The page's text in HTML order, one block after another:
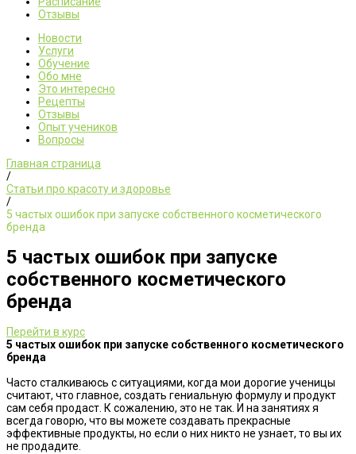
Отзывы
Новости
Услуги
Обучение
Обо мне
Это интересно
Рецепты
Отзывы
Опыт учеников
Вопросы
Главная страница
/
Статьи про красоту и здоровье
/
5 частых ошибок при запуске собственного косметического
бренда
5 частых ошибок при запуске
собственного косметического
бренда
Перейти в курс
5 частых ошибок при запуске собственного косметического
бренда
Часто сталкиваюсь с ситуациями, когда мои дорогие ученицы
считают, что главное, создать гениальную формулу и продукт
сам себя продаст. К сожалению, это не так. И на занятиях я
всегда говорю, что вы можете создавать прекрасные
эффективные продукты, но если о них никто не узнает, то вы их
не продадите.